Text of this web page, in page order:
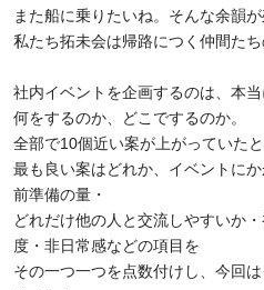
また船に乗りたいね。そんな余韻が
私たち拓未会は帰路につく仲間たち
社内イベントを企画するのは、本当
何をするのか、どこでするのか。
全部で10個近い案が上がっていたと
最も良い案はどれか、イベントに
前準備の量・
どれだけ他の人と交流しやすいか
度・非日常感などの項目を
その一つ一つを点数付けし、今回